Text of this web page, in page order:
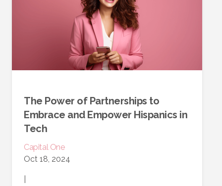
The Power of Partnerships to
Embrace and Empower Hispanics in
Tech
Capital One
Oct 18, 2024